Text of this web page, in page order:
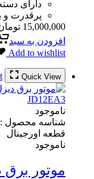
دارای
پرقدرت و
15,000,000
افزودن به سبد
Add to wishlist
Quick View
ناموجود
شناسه محصول :
قطعه اورجینال
ناموجود